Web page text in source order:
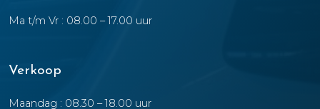
Ma t/m Vr : 08.00 – 17.00 uur
Verkoop
Maandag : 08.30 – 18.00 uur